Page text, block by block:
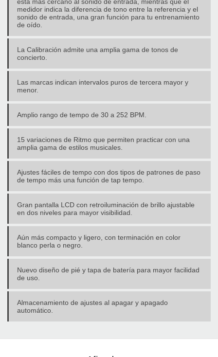
está más cercano al sonido de entrada, mientras que el
medidor indica la diferencia de tono entre la referencia y el
sonido de entrada, una gran función para tu entrenamiento
de oído.
La Calibración admite una amplia gama de tonos de
concierto.
Las marcas indican intervalos puros de tercera mayor y
menor.
Amplio rango de tempo de 30 a 252 BPM.
15 variaciones de Ritmo que permiten practicar con una
amplia gama de estilos musicales.
Ajustes fáciles de tempo con dos tipos de patrones de paso
de tempo más una función de tap tempo.
Gran pantalla LCD con retroiluminación de brillo ajustable
en dos niveles para mayor visibilidad.
Aún más compacto y ligero, con terminación en color
blanco perla o negro.
Nuevo diseño de pié y tapa de batería para mayor facilidad
de uso.
Almacenamiento de ajustes al apagar y apagado
automático.